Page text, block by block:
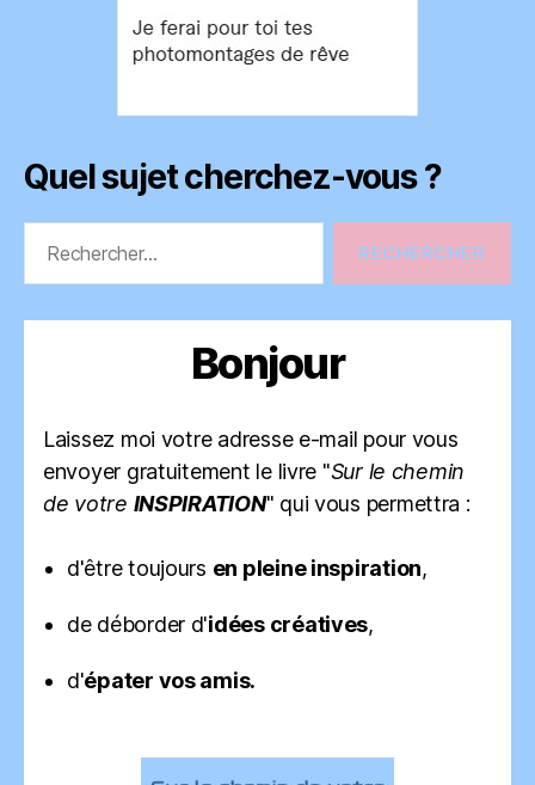
Quel sujet cherchez-vous ?
Bonjour
Laissez moi votre adresse e-mail pour vous
envoyer gratuitement le livre "Sur le chemin
de votre INSPIRATION" qui vous permettra :
d'être toujours en pleine inspiration,
de déborder d'idées créatives,
d'épater vos amis.